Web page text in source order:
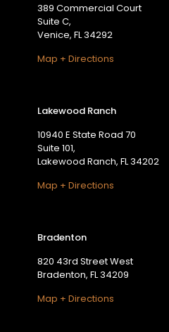
389 Commercial Court
Suite C,
Venice, FL 34292
Map + Directions
Lakewood Ranch
10940 E State Road 70
Suite 101,
Lakewood Ranch, FL 34202
Map + Directions
Bradenton
820 43rd Street West
Bradenton, FL 34209
Map + Directions